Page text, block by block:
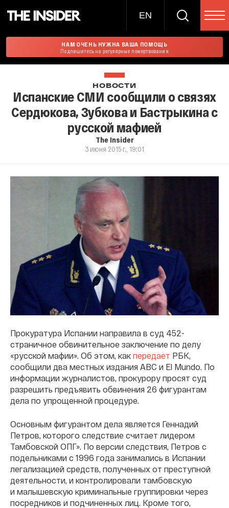
EN
НАМ ОЧЕНЬ НУЖНА ВАША ПОМОЩЬ
Подпишитесь на регулярные пожертвования
НОВОСТИ
Испанские СМИ сообщили о связях
Сердюкова, Зубкова и Бастрыкина с
русской мафией
The Insider
3 июня 2015 г., 19:01
Прокуратура Испании направила в суд 452-
страничное обвинительное заключение по делу
«русской мафии». Об этом, как передает РБК,
сообщили два местных издания ABC и El Mundo. По
информации журналистов, прокурору просят суд
разрешить предъявить обвинения 26 фигурантам
дела по упрощенной процедуре.
Основным фигурантом дела является Геннадий
Петров, которого следствие считает лидером
Тамбовской ОПГ». По версии следствия, Петров с
подельниками с 1996 года занимались в Испании
легализацией средств, полученных от преступной
деятельности, и контролировали тамбовскую
и малышевскую криминальные группировки через
посредников и подчиненных лиц. Кроме того,